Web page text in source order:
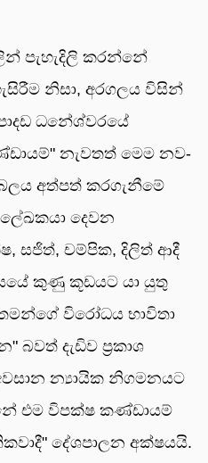
පැහැදිලි කරන්නේ
නිසා, අරගලය විසින්
ධනේශ්වරයේ
නැවතත් මෙම නව-
අත්පත් කරගැනීමේ
දෙවන
සජිත්, චම්පික, දිලිත් ආදී
කුණු කූඩයට යා යුතු
විරෝධය භාවිතා
බවත් දැඩිව ප්‍රකාශ
න්‍යායික නිගමනයට
එම විපක්ෂ කණ්ඩායම්
දේශපාලන අක්ෂයයි.